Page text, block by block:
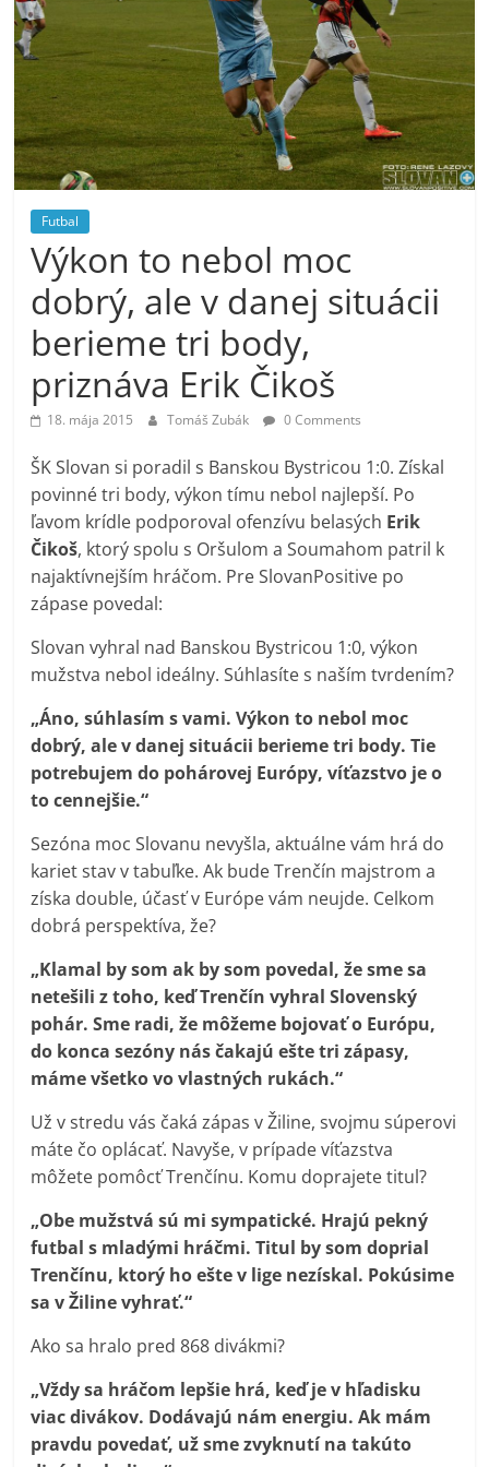
Futbal
Výkon to nebol moc
dobrý, ale v danej situácii
berieme tri body,
priznáva Erik Čikoš
18. mája 2015 Tomáš Zubák 0 Comments
ŠK Slovan si poradil s Banskou Bystricou 1:0. Získal
povinné tri body, výkon tímu nebol najlepší. Po
ľavom krídle podporoval ofenzívu belasých Erik
Čikoš, ktorý spolu s Oršulom a Soumahom patril k
najaktívnejším hráčom. Pre SlovanPositive po
zápase povedal:
Slovan vyhral nad Banskou Bystricou 1:0, výkon
mužstva nebol ideálny. Súhlasíte s naším tvrdením?
„Áno, súhlasím s vami. Výkon to nebol moc
dobrý, ale v danej situácii berieme tri body. Tie
potrebujem do pohárovej Európy, víťazstvo je o
to cennejšie.“
Sezóna moc Slovanu nevyšla, aktuálne vám hrá do
kariet stav v tabuľke. Ak bude Trenčín majstrom a
získa double, účasť v Európe vám neujde. Celkom
dobrá perspektíva, že?
„Klamal by som ak by som povedal, že sme sa
netešili z toho, keď Trenčín vyhral Slovenský
pohár. Sme radi, že môžeme bojovať o Európu,
do konca sezóny nás čakajú ešte tri zápasy,
máme všetko vo vlastných rukách.“
Už v stredu vás čaká zápas v Žiline, svojmu súperovi
máte čo oplácať. Navyše, v prípade víťazstva
môžete pomôcť Trenčínu. Komu doprajete titul?
„Obe mužstvá sú mi sympatické. Hrajú pekný
futbal s mladými hráčmi. Titul by som doprial
Trenčínu, ktorý ho ešte v lige nezískal. Pokúsime
sa v Žiline vyhrať.“
Ako sa hralo pred 868 divákmi?
„Vždy sa hráčom lepšie hrá, keď je v hľadisku
viac divákov. Dodávajú nám energiu. Ak mám
pravdu povedať, už sme zvyknutí na takúto